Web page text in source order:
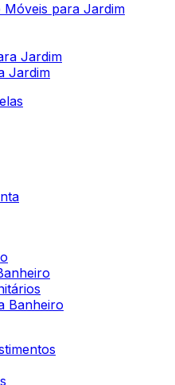
Móveis para Jardim
Jardim
Jardim
Banheiro